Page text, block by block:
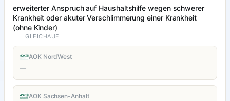
erweiterter Anspruch auf Haushaltshilfe wegen schwerer
Krankheit oder akuter Verschlimmerung einer Krankheit
(ohne Kinder)
GLEICHAUF
AOK NordWest
—
AOK Sachsen-Anhalt